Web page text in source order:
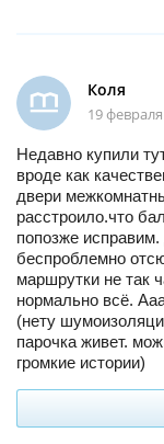
Коля
19
Недавно купили
вроде как
двери
расстроило.что
попозже
беспроблемно
маршрутки не так
нормально всё.
(нету
парочка живет.
громкие истории)